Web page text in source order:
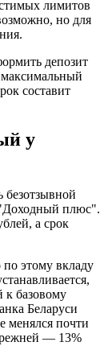
лимитов
но для
депозит
составит
у
безотзывной
"Доходный плюс".
а срок
по этому вкладу
к базовому
Беларуси
менялся почти
— 13%